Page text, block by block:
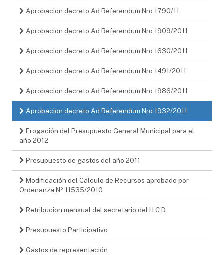
Aprobacion decreto Ad Referendum Nro 1790/11
Aprobacion decreto Ad Referendum Nro 1909/2011
Aprobacion decreto Ad Referendum Nro 1630/2011
Aprobacion decreto Ad Referendum Nro 1491/2011
Aprobacion decreto Ad Referendum Nro 1986/2011
Aprobacion decreto Ad Referendum Nro 1932/2011
Erogación del Presupuesto General Municipal para el
año 2012
Presupuesto de gastos del año 2011
Modificación del Cálculo de Recursos aprobado por
Ordenanza Nº 11535/2010
Retribucion mensual del secretario del H.C.D.
Presupuesto Participativo
Gastos de representación